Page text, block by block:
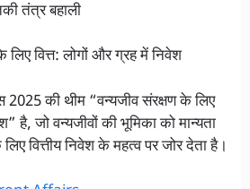
तंत्र बहाली
लिए वित्त: लोगों और ग्रह में निवेश
2025 की थीम “वन्यजीव संरक्षण के लिए
है, जो वन्यजीवों की भूमिका को मान्यता
वित्तीय निवेश के महत्व पर जोर देता है।